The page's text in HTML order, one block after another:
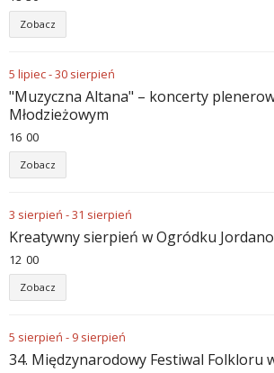
Zobacz
5 lipiec-30 sierpień
"Muzyczna Altana" – koncerty
Młodzieżowym
16 00
Zobacz
3 sierpień -31 sierpień
Kreatywny sierpień w Ogródku
12 00
Zobacz
5 sierpień - 9 sierpień
34. Międzynarodowy Festiwal Folkloru